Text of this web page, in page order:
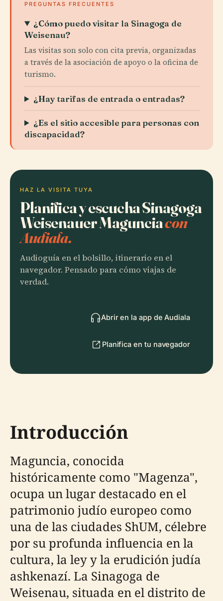
PREGUNTAS FRECUENTES
¿Cómo puedo visitar la Sinagoga de
Weisenau?
Las visitas son solo con cita previa, organizadas
a través de la asociación de apoyo o la oficina de
turismo.
¿Hay tarifas de entrada o entradas?
¿Es el sitio accesible para personas con
discapacidad?
HAZ LA VISITA TUYA
Planifica y escucha Sinagoga
Weisenauer Magunciacon
Audiala.
Audioguía en el bolsillo, itinerario en el
navegador. Pensado para cómo viajas de
verdad.
Abrir en la app de Audiala
Planifica en tu navegador
Introducción
Maguncia, conocida
históricamente como "Magenza",
ocupa un lugar destacado en el
patrimonio judío europeo como
una de las ciudades ShUM, célebre
por su profunda influencia en la
cultura, la ley y la erudición judía
ashkenazí. La Sinagoga de
Weisenau, situada en el distrito de